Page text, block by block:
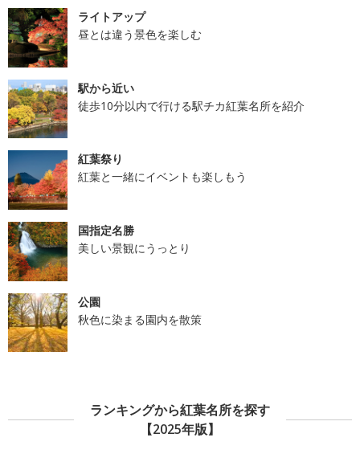
ライトアップ
昼とは違う景色を楽しむ
駅から近い
徒歩10分以内で行ける駅チカ紅葉名所を紹介
紅葉祭り
紅葉と一緒にイベントも楽しもう
国指定名勝
美しい景観にうっとり
公園
秋色に染まる園内を散策
ランキングから紅葉名所を探す
【2025年版】